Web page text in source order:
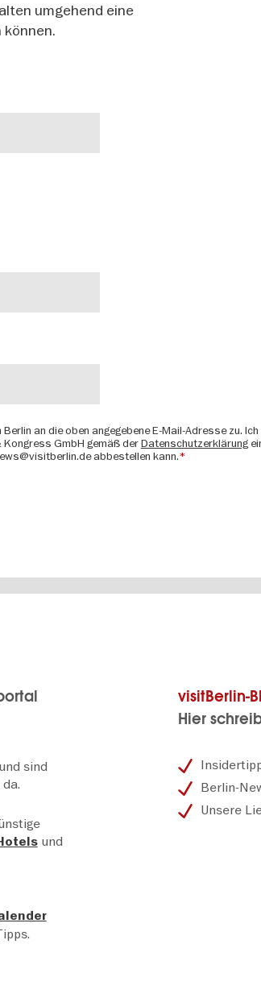
umgehend eine
an die oben angegebene E-Mail-Adresse zu.
GmbH gemäß derDatenschutzerklärung
abbestellen kann.
sind
und
visitBerlin-
Hier
Berlin-
Unsere